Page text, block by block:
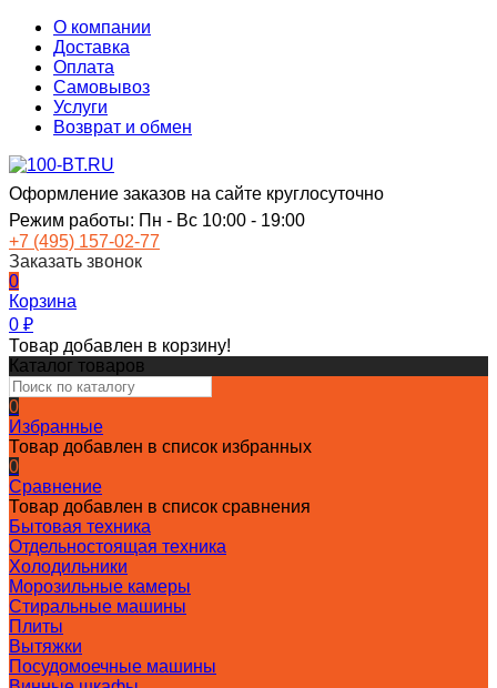
О компании
Доставка
Оплата
Самовывоз
Услуги
Возврат и обмен
Оформление заказов на сайте круглосуточно
Режим работы: Пн - Вс 10:00 - 19:00
+7 (495) 157-02-77
Заказать звонок
0
Корзина
0 ₽
Товар добавлен в корзину!
Каталог товаров
0
Избранные
Товар добавлен в список избранных
0
Сравнение
Товар добавлен в список сравнения
Бытовая техника
Отдельностоящая техника
Холодильники
Морозильные камеры
Стиральные машины
Плиты
Вытяжки
Посудомоечные машины